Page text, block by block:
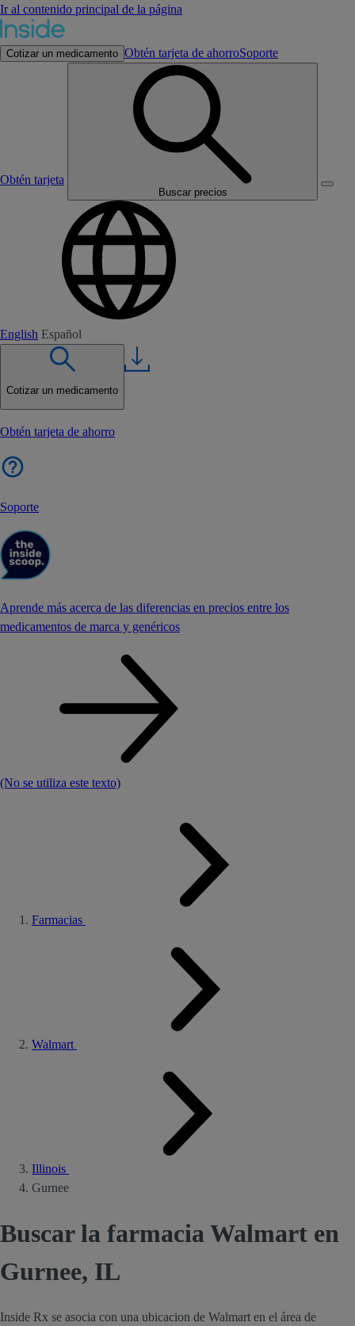
Ir al contenido principal de la página
Cotizar un medicamento Obtén tarjeta de ahorroSoporte
Obtén tarjeta
Buscar precios
English Español
Cotizar un medicamento
Obtén tarjeta de ahorro
Soporte
Aprende más acerca de las diferencias en precios entre los
medicamentos de marca y genéricos
(No se utiliza este texto)
Farmacias
Walmart
Illinois
Gurnee
Buscar la farmacia Walmart en
Gurnee, IL
Inside Rx se asocia con una ubicacion de Walmart en el área de